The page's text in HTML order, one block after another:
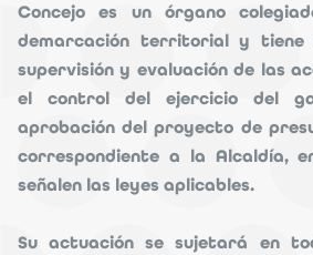
Concejo es un órgano
demarcación territorial y tiene
supervisión y evaluación de las
el control del ejercicio del
aprobación del proyecto de
correspondiente a la Alcaldía,
señalen las leyes aplicables.
Su actuación se sujetará en